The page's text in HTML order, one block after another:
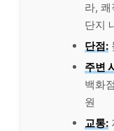
라,
단지
단점:
주변
백화
원
교통: